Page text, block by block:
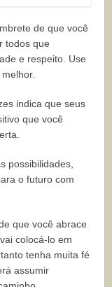
de que você
todos que
e respeito. Use
indica que seus
que você
possibilidades,
o futuro com
que você abrace
colocá-lo em
tenha muita fé
assumir